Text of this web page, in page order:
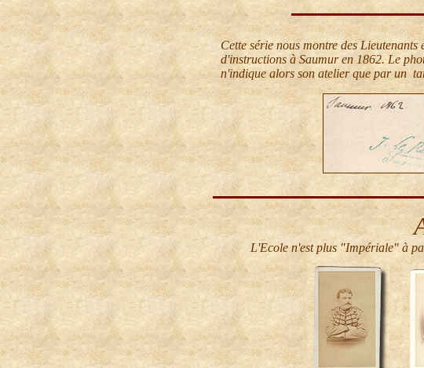
Cette série nous montre des Lieutenants
d'instructions à Saumur en 1862. Le
n'indique alors son atelier que par un
L'Ecole n'est plus "Impériale" à